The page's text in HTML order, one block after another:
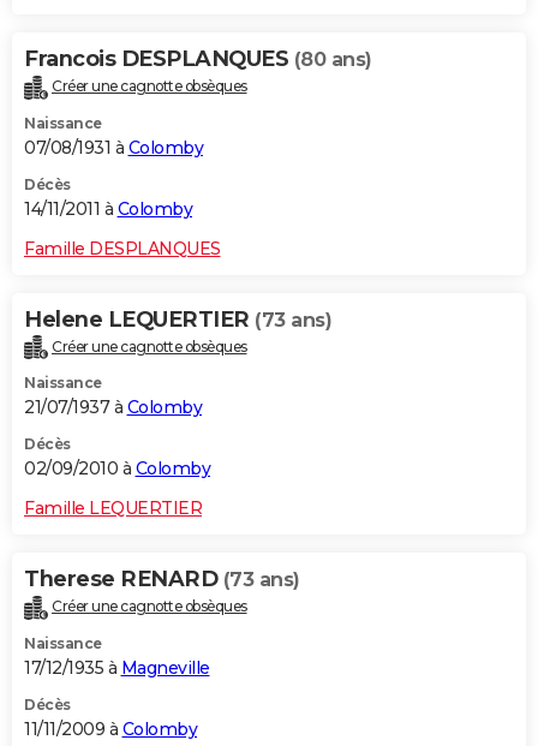
Francois DESPLANQUES (80 ans)
Créer une cagnotte obsèques
Naissance
07/08/1931 à Colomby
Décès
14/11/2011 à Colomby
Famille DESPLANQUES
Helene LEQUERTIER (73 ans)
Créer une cagnotte obsèques
Naissance
21/07/1937 à Colomby
Décès
02/09/2010 à Colomby
Famille LEQUERTIER
Therese RENARD (73 ans)
Créer une cagnotte obsèques
Naissance
17/12/1935 à Magneville
Décès
11/11/2009 à Colomby